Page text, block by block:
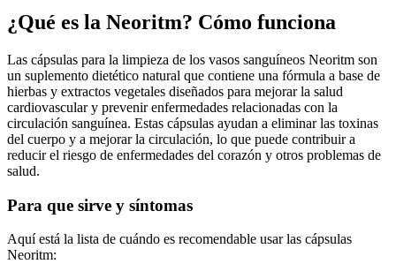
¿Qué es la Neoritm? Cómo funciona
Las cápsulas para la limpieza de los vasos sanguíneos Neoritm son
un suplemento dietético natural que contiene una fórmula a base de
hierbas y extractos vegetales diseñados para mejorar la salud
cardiovascular y prevenir enfermedades relacionadas con la
circulación sanguínea. Estas cápsulas ayudan a eliminar las toxinas
del cuerpo y a mejorar la circulación, lo que puede contribuir a
reducir el riesgo de enfermedades del corazón y otros problemas de
salud.
Para que sirve y síntomas
Aquí está la lista de cuándo es recomendable usar las cápsulas
Neoritm: